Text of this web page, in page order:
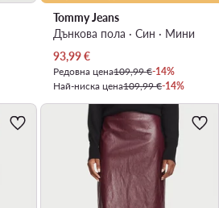
Tommy Jeans
Дънкова пола · Син · Мини
Актуална цена
93,99€
Редовна цена109,99 €-14%
Най-ниска цена109,99 €-14%